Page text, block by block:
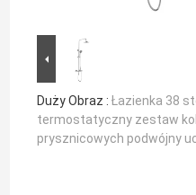
Duży Obraz : Łazienka 38
termostatyczny zestaw
prysznicowych podwójny